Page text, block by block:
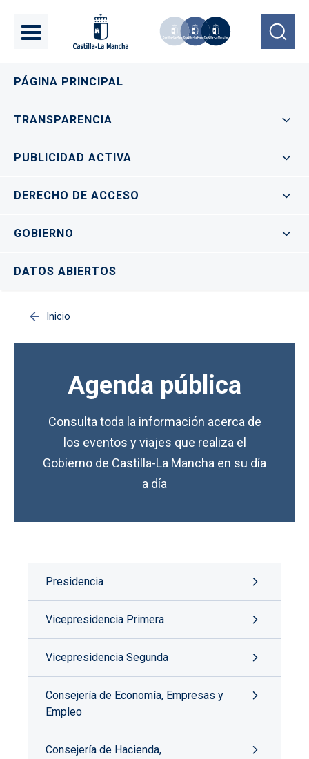
Navegación principal
PÁGINA PRINCIPAL
TRANSPARENCIA
PUBLICIDAD ACTIVA
DERECHO DE ACCESO
GOBIERNO
DATOS ABIERTOS
Inicio
Agenda pública
Consulta toda la información acerca de
los eventos y viajes que realiza el
Gobierno de Castilla-La Mancha en su día
a día
Presidencia
Vicepresidencia Primera
Vicepresidencia Segunda
Consejería de Economía, Empresas y
Empleo
Consejería de Hacienda,